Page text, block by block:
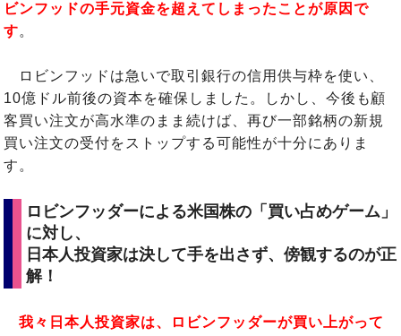
ビンフッドの手元資金を超えてしまったことが原因で
す。
ロビンフッドは急いで取引銀行の信用供与枠を使い、
10億ドル前後の資本を確保しました。しかし、今後も顧
客買い注文が高水準のまま続けば、再び一部銘柄の新規
買い注文の受付をストップする可能性が十分にありま
す。
ロビンフッダーによる米国株の「買い占めゲーム」
に対し、
日本人投資家は決して手を出さず、傍観するのが正
解！
我々日本人投資家は、ロビンフッダーが買い上がって